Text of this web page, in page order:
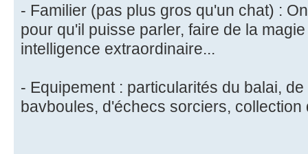
- Familier (pas plus gros qu'un chat) :
pour qu'il puisse parler, faire de la
intelligence extraordinaire...
- Equipement : particularités du balai,
bavboules, d'échecs sorciers, collection